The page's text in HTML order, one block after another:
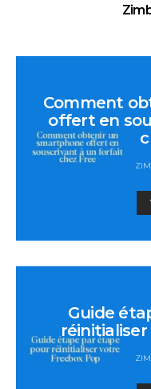
Comment
offert en
Guide